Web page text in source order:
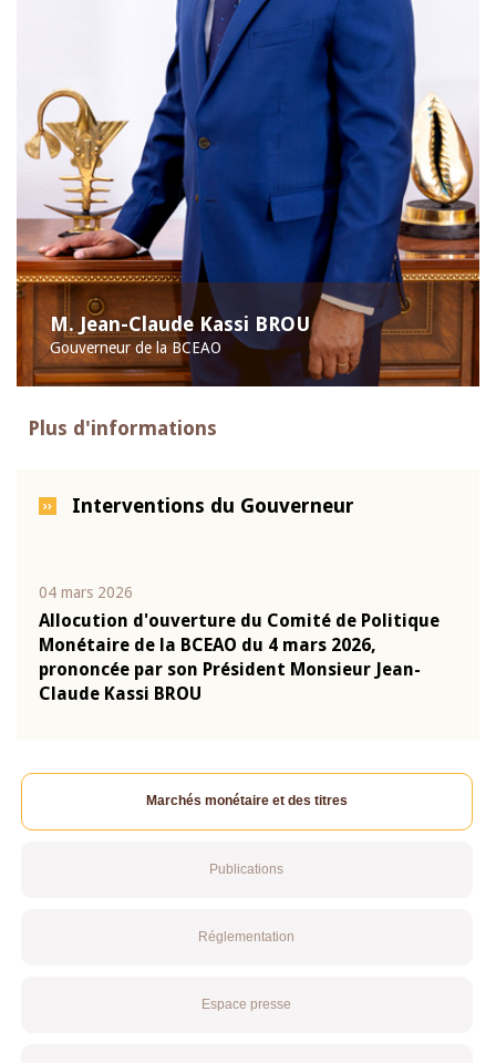
M. Jean-Claude Kassi BROU
Gouverneur de la BCEAO
Plus d'informations
Interventions du Gouverneur
04 mars 2026
Allocution d'ouverture du Comité de Politique
Monétaire de la BCEAO du 4 mars 2026,
prononcée par son Président Monsieur Jean-
Claude Kassi BROU
Marchés monétaire et des titres
Publications
Réglementation
Espace presse